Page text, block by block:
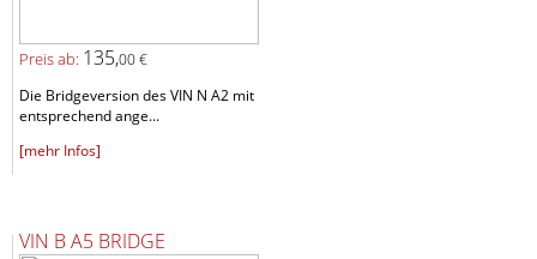
Preis ab: 135,00 €
Die Bridgeversion des VIN N A2 mit
entsprechend ange...
[mehr Infos]
VIN B A5 BRIDGE